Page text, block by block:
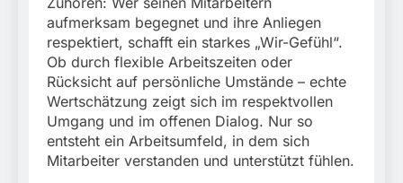
aufmerksam begegnet und ihre Anliegen
respektiert, schafft ein starkes „Wir-Gefühl“.
Ob durch flexible Arbeitszeiten oder
Rücksicht auf persönliche Umstände – echte
Wertschätzung zeigt sich im respektvollen
Umgang und im offenen Dialog. Nur so
entsteht ein Arbeitsumfeld, in dem sich
Mitarbeiter verstanden und unterstützt fühlen.